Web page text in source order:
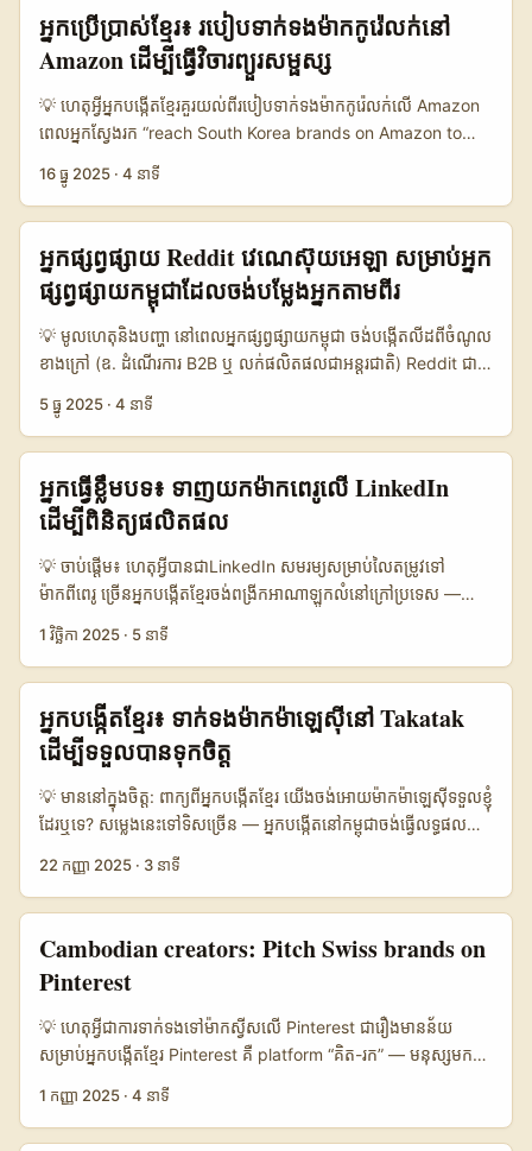
purchase។ ករណី Nykaa និង Tira ដែលយើងយល់ពី Reference
Content បង្ហាញថា ម៉ាកអាចប្រើ influencer formats (GRWM,
unboxing, quick-hit reels) ដើម្បីដាក់កាដោយផ្នែកនៃ sale
moments និង impulse buying។ សម្រាប់អ្នកបង្កើតនៅកម្ពុជា ដែលចង់
ទាក់ទងម៉ាកពី Pakistan (fashion, beauty, home décor, FMCG),
ចំនុចមូលដ្ឋានគឺ៖ បង្ហាញកំរិតជំនាញលើ Pinterest, បង្កើត portfolio
ពិសេសសម្រាប់ម៉ាកនៅ Pakistan, និងយល់ពី trend local និង
seasonal triggers (Black Friday/Flash sales/collection
Tira។ ក្រុមហ៊ុនធំៗក៏កំពុងផ្លាស់ប្តូរទៅជា owned social commerce
— ទំនាក់ទំនងមិនគ្រាន់តែ DM តែម្តងទេ; វាប្លាស់ទៅជា pitch មាន data-
backed, creative formats, និង CTA ដែលច្បាស់។ ...
អ្នកប្រើប្រាស់ខ្មែរ៖ របៀបទាក់ទងម៉ាកកូរ៉េលក់នៅ
Amazon ដើម្បីធ្វើវិចារ​ព្យួរ​សម្ផស្ស
💡 ហេតុអ្វីអ្នកបង្កើតខ្មែរ​គួរយល់ពីរបៀបទាក់ទងម៉ាកកូរ៉េលក់លើ Amazon
ពេលអ្នកស្វែងរក “reach South Korea brands on Amazon to
—អ្នកចង់ទទួលបានសេ​ម​ផលិតផលសម្រាប់ពិនិត្យ និងបង្កើត content
បច្ចេកទេសមួយគឺ ម៉ាក់កូរ៉េជាច្រើនលក់តាម Amazon (ជាពិសេសតាម
Amazon Global Selling ឬ seller pages) តែខ្លះគ្រប់គ្រងពាណិជ្ជកម្ម
រហូតទាក់ទាញបណ្តាញពិភពលោកតាម celebrity reviews ឬ
influencer placements — អ្នកឃើញពីករណី APR ដែលបានទទួលកេរ្តិ៍
ឈ្មោះក្រៅប្រទេសដោយពេល Kylie Jenner និង Hailey Bieber ថ្លែង
ពិនិត្យ (យោងពី reference content)។ ក្នុងបរិបទខ្មែរ អ្នកបង្កើតមានលទ្ធ
ភាពចូលរួមបែបមានគំនិត និងវៃឆ្លាត ដើម្បីទាក់ទង និងដាក់ទោចពាណិជ្ជកម្ម
ជាមួយម៉ាកទាំងនេះ។ នៅក្នុងអត្ថបទនេះ ខ្ញុំចែកជំហានអនុវត្តច្បាស់ — ពីការ
contact), ទិដ្ឋភាពនៃ content formats ដែលម៉ាកកូរ៉េចូលចិត្ត (short-
form video, unboxing, clinical claim tests) និងវិធានការផ្នែកធ្វើ
ឲ្យមានការជឿទុកចិត្ត (metrics, media kit) — បែបដែលអ្នកនៅកម្ពុជា
អាចចូលរួមបានពេលនេះ។ ...
16 ធ្នូ 2025 · 4 នាទី
អ្នកផ្សព្វផ្សាយ Reddit វេណេស៊ុយអេឡា សម្រាប់អ្នក
ផ្សព្វផ្សាយកម្ពុជាដែលចង់បម្លែងអ្នកតាមពីរ
💡 មូលហេតុនិងបញ្ហា នៅពេលអ្នកផ្សព្វផ្សាយកម្ពុជា ចង់បង្កើត​លីដពីចំណូល
ខាងក្រៅ (ឧ. ដំណើរការ B2B ឬ លក់ផលិតផលជាអន្ដរជាតិ) Reddit ជា​
— ប៉ុន្តែរក “creators” ពីប្រទេសបដិដោយដាក់ចិត្តថ្លៃ មិនមែនងាយទេ។
បានលាក់ឬអប់រំ មួយចំនួន បង្ហាញថា creators នៅ Latin America ជា
ច្រើនបានផ្លាស់ប្ដូរកាន់ Telegram ឬ platforms ផ្សេងៗ (យោងពី
Reference Content និងព័ត៌មាន​នៅក្នុង News Pool)។ អ្នកផ្សព្វផ្សាយ
កម្ពុជាត្រូវដឹងរបៀបស្គាល់, ទាក់ទង, និងបម្លែង engagement Reddit
ទៅជាគណនីគាំទ្រ និងលីដ ដែលអាចប្រើសម្រាប់ conversion ទៅជា
lead ឬការលក់។ 📊 Data Snapshot Table — ការប្រមូលទិន្នន័យ
តាម Platform Comparison 🧩 Metric Reddit (VZ Creators)
Telegram YouTube 👥 Monthly Active 250.000 120.000
Lead Rate 4% 6% 3% 🛠️ Ease of Outreach Medium High
Low ⚠️ Platform Risk Medium Low High តារាងខាងលើបង្ហាញថា
Reddit ជាទីផ្សារសម្រាប់ engagement niche ដែលអាចបង្កើត lead
នៅ 3–5% តែការទាក់ទងត្រូវការវិធីសាស្ត្រជាក់ស្តែង។ Telegram ប្រហែល
ជា channel ផ្ទាល់ខ្លួនសម្រាប់ retention និង ជំនួយ conversion ប៉ុន្តែ
YouTube មាន alcance ធំប៉ុន្តែ platform risk និង policy
5 ធ្នូ 2025 · 4 នាទី
អ្នកធ្វើខ្លឹមបទ៖ ទាញយកម៉ាកពេរូលើ LinkedIn
ដើម្បីពិនិត្យផលិតផល
💡 ចាប់ផ្តើម៖ ហេតុអ្វីបានជាLinkedIn សមរម្យសម្រាប់លៃតម្រូវទៅ
ម៉ាកពីពេរូ ច្រើនអ្នកបង្កើតខ្មែរ​ចង់ពង្រីកអាណាឡូកលំនៅក្រៅប្រទេស —
ហើយPeru កំពុងមានម៉ាក lifestyle, food tech និង FMCG ថ្មីៗដែល
រាល់ខែមានផលិតផលថ្មីៗដាក់លក់។ LinkedIn ជាផ្លូវការល្អសម្រាប់ទាក់ទង
marketing directors និង export managers នៅ Peru — ពួកគេ
ប្រើ LinkedIn សម្រាប់ hunting partners និង PR opportunities។
បញ្ហាធំសម្រាប់អ្នកខ្មែរ? មិនដឹងថាត្រូវចាប់ពី đâu: រកម្ល៉ោះបុគ្គលណា, តើ
message ត្រូវសរសេរយ៉ាងដូចម្តេច, និងរបៀបបញ្ចេញដំណើរពិនិត្យ
ផលិតផលឲ្យមាន credibility។ អត្ថបទនេះផ្តល់ roadmap ពេញលេញ៖
ពហុឧបករណ៍ស្គែន talks (LinkedIn + Reddit), templates
outreach, និង strategy ដើម្បីបើកទ្វារសហការ។ 📊 Data Snapshot
Table Title 🧩 Metric Connection + Comment InMail / Paid
1.800 📈 Avg Response Rate 18% 12% 9% ⏱️ Time to
Reply 2–4 days 1–2 days 5–10 days 💰 Estimated Cost
Use Build trust / long term Targeted outreach Brand
awareness / PR តារាងនេះបង្ហាញ trade-offs រវាងការបង្កើតទំនាក់
ទំនងបឋម (connection+comment), ការបញ្ចូន InMail បង់ប្រាក់, និង
connection និង comment ផ្ដល់ response rate ខ្ពស់ជាង ក៏ដោយគឺ
1 វិច្ឆិកា 2025 · 5 នាទី
អ្នកបង្កើតខ្មែរ៖ ទាក់ទងម៉ាកម៉ាឡេស៊ីនៅ Takatak
ដើម្បីទទួលបានទុកចិត្ត
💡 មាននៅក្នុងចិត្ត: ពាក្យពីអ្នកបង្កើតខ្មែរ យើងចង់អោយម៉ាកម៉ាឡេស៊ីទទួលខ្ញុំ
ដែរឬទេ? សម្លេងនេះទៅទិសច្រើន — អ្នកបង្កើតនៅកម្ពុជា​ចង់ធ្វើលទ្ធផល
តំបន់។ តែបញ្ហា៖ Takatak មិនមែនជាពីរប្រភេទ B2B ដើម្បីស្វែងរកម៉ាក
ម៉ាឡេស៊ីិតក្នុងបណ្តាញ របៀបធ្វើ DM ដែលងាយទទួលការឆ្លើយ តទៅរហូត
ដល់​ការ​បង្ហាញទំនុកចិត្តទៅស្ពនស័រ (sponsor). យើងសាងសង់លើព្រឹត្ដិ
ការណ៍ឥលូវ — Visit Malaysia 2026 កំពុងជំរុញទេសចរណ៍ និងមាន
កិច្ចសហប្រតិបត្តិភាពជាមួយ Scoot ដែលបញ្ជូនសារ: ម៉ាឡេស៊ីកំពុងចូលមក
ក្នុងជំនាន់ថ្មីនៃការផ្សព្វផ្សាយទេសចរណ៍ (Reference content)។ ន័យថា
ម៉ាកទេសចរណ៍, ហូទែល, និងដំណើរកំសាន្តនឹងមានថវិកាពហុមាឌសម្រាប់
ការផ្សព្វផ្សាយ — វាជាឱកាសសម្រាប់អ្នកបង្កើតគូលដៅតំបន់។ កាលនេះ
22 កញ្ញា 2025 · 3 នាទី
Cambodian creators: Pitch Swiss brands on
Pinterest
💡 ហេតុអ្វីជាការទាក់ទងទៅម៉ាកស្វីសលើ Pinterest ជារឿងមានន័យ​
សម្រាប់អ្នកបង្កើតខ្មែរ Pinterest គឺ platform “គិត-រក” — មនុស្សមក
សិក្សาที่បានផ្តល់ជំហាននៅក្នុង materials យើងបានឃើញថា មនុស្សដែល
1 កញ្ញា 2025 · 4 នាទី